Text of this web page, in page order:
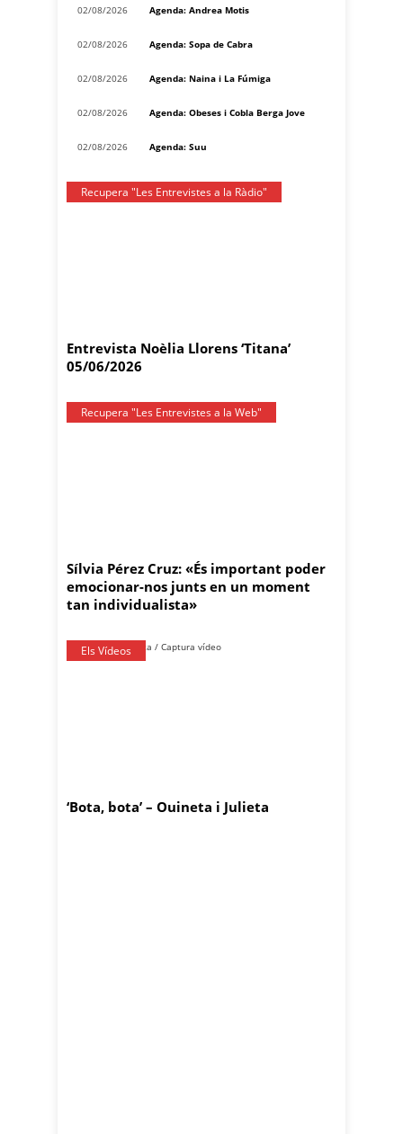
02/08/2026 Agenda: Andrea Motis
02/08/2026 Agenda: Sopa de Cabra
02/08/2026 Agenda: Naina i La Fúmiga
02/08/2026 Agenda: Obeses i Cobla Berga Jove
02/08/2026 Agenda: Suu
Recupera "Les Entrevistes a la Ràdio"
Entrevista Noèlia Llorens ‘Titana’
05/06/2026
Recupera "Les Entrevistes a la Web"
Sílvia Pérez Cruz: «És important poder
emocionar-nos junts en un moment
tan individualista»
Els Vídeos
‘Bota, bota’ – Ouineta i Julieta